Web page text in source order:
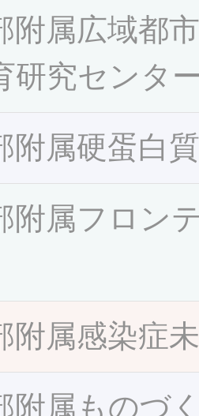
附属広域都
研究センタ
附属硬蛋白
附属フロン
附属感染症
附属ものづ